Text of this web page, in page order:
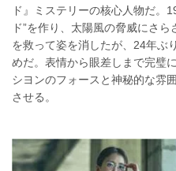
ド』ミステリーの核心人物だ。
ド”を作り、太陽風の脅威にさ
を救って姿を消したが、24年ぶ
めだ。表情から眼差しまで完璧
シヨンのフォースと神秘的な雰
させる。